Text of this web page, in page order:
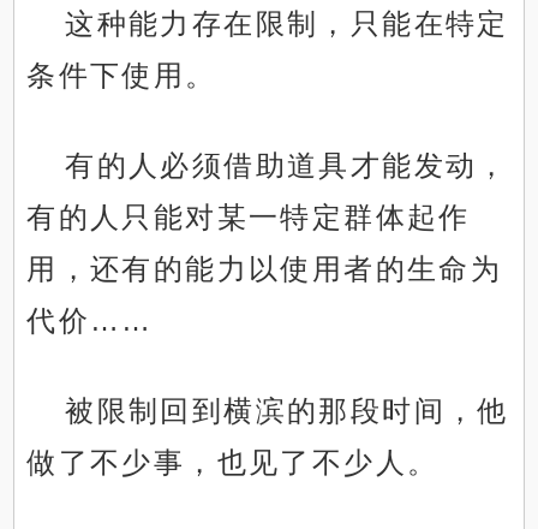
这种能力存在限制，只能在特定
条件下使用。
有的人必须借助道具才能发动，
有的人只能对某一特定群体起作
用，还有的能力以使用者的生命为
代价……
被限制回到横滨的那段时间，他
做了不少事，也见了不少人。